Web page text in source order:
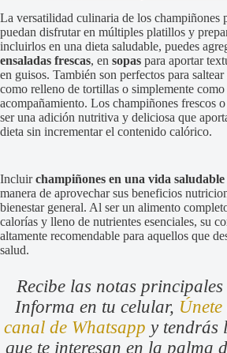
La versatilidad culinaria de los champiñones
puedan disfrutar en múltiples platillos y
incluirlos en una dieta saludable, puedes
ensaladas frescas, en sopas para aportar
en guisos. También son perfectos para
como relleno de tortillas o simplemente como
acompañamiento. Los champiñones frescos
ser una adición nutritiva y deliciosa que
dieta sin incrementar el contenido calórico.
Incluirchampiñones en una vida saludable
manera de aprovechar sus beneficios
bienestar general. Al ser un alimento
calorías y lleno de nutrientes esenciales, su
altamente recomendable para aquellos que
salud.
Recibe las notas
Informa en tu celular,
canal de Whatsapp y tendrás
que te interesan en la palma